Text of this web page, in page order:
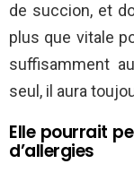
de succion, et
plus que vitale
suffisamment
seul, il aura
Elle pourrait
d’allergies